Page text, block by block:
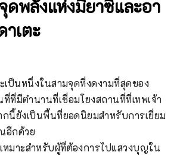
ดพลังแห่งมิยาซึและอา
เตะ
เป็นหนึ่งในสามจุดที่งดงามที่สุดของ
ที่มีตำนานที่เชื่อมโยงสถานที่ที่เทพเจ้า
นี้ยังเป็นพื้นที่ยอดนิยมสำหรับการเยี่ยม
อีกด้วย
หมาะสำหรับผู้ที่ต้องการไปแสวงบุญใน